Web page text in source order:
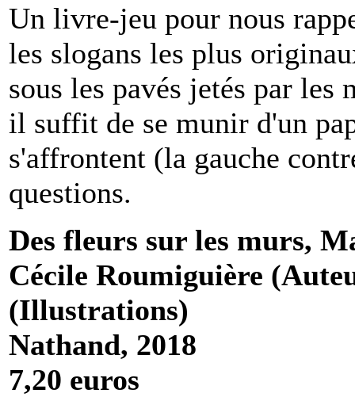
Un livre-jeu pour nous
les slogans les plus
sous les pavés jetés par
il suffit de se munir d'un
s'affrontent (la gauche
questions.
Des fleurs sur les murs,
Cécile Roumiguière
(Illustrations)
Nathand, 2018
7,20 euros